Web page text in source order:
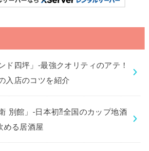
ド四坪」-最強クオリティのアテ！
入店のコツを紹介
別館」-日本初⁈全国のカップ地酒
める居酒屋